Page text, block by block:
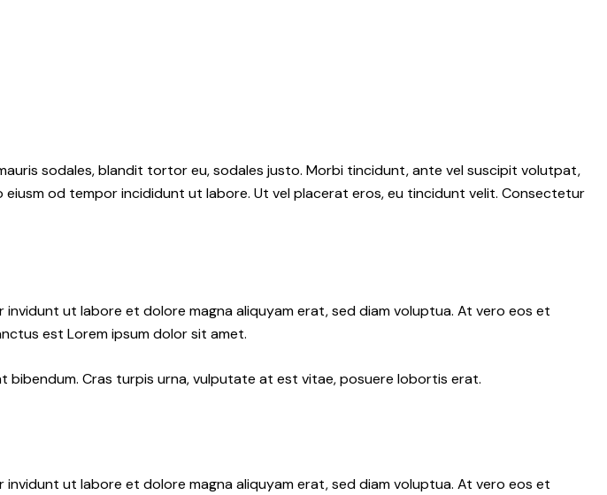
sodales, blandit tortor eu, sodales justo. Morbi tincidunt, ante vel suscipit volutpat,
od tempor incididunt ut labore. Ut vel placerat eros, eu tincidunt velit. Consectetur
ut labore et dolore magna aliquyam erat, sed diam voluptua. At vero eos et
est Lorem ipsum dolor sit amet.
bibendum. Cras turpis urna, vulputate at est vitae, posuere lobortis erat.
ut labore et dolore magna aliquyam erat, sed diam voluptua. At vero eos et